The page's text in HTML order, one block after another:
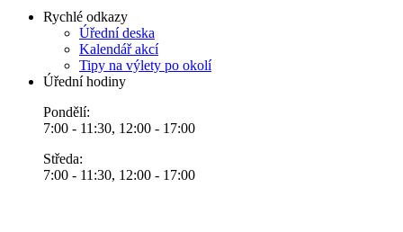
Rychlé odkazy
Úřední deska
Kalendář akcí
Tipy na výlety po okolí
Úřední hodiny
Pondělí:
7:00 - 11:30, 12:00 - 17:00
Středa:
7:00 - 11:30, 12:00 - 17:00